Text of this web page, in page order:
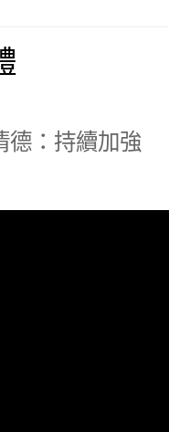
德：持續加強